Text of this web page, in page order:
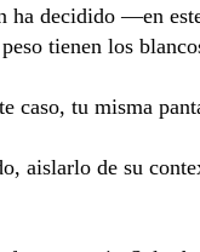
ha decidido —en
tienen los
caso, tu misma
aislarlo de su